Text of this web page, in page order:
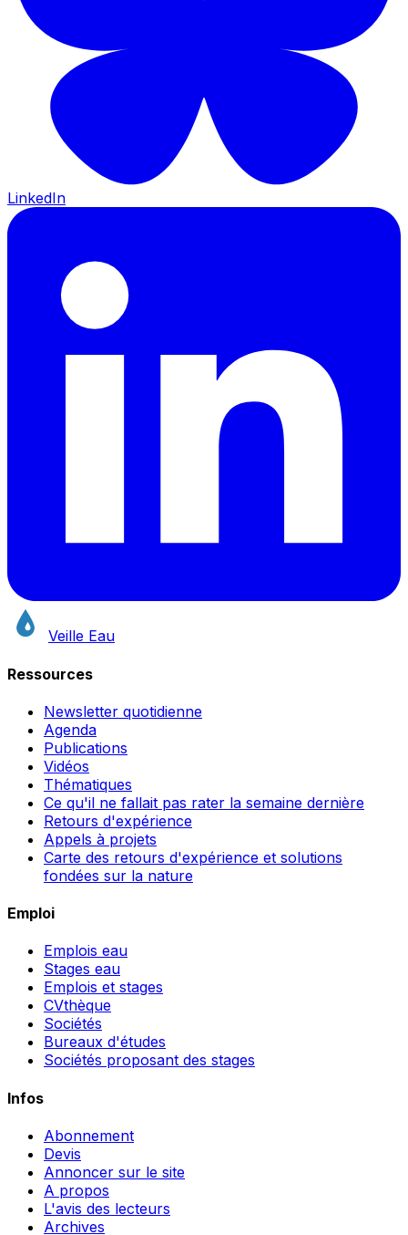
LinkedIn
Veille Eau
Ressources
Newsletter quotidienne
Agenda
Publications
Vidéos
Thématiques
Ce qu'il ne fallait pas rater la semaine dernière
Retours d'expérience
Appels à projets
Carte des retours d'expérience et solutions
fondées sur la nature
Emploi
Emplois eau
Stages eau
Emplois et stages
CVthèque
Sociétés
Bureaux d'études
Sociétés proposant des stages
Infos
Abonnement
Devis
Annoncer sur le site
A propos
L'avis des lecteurs
Archives